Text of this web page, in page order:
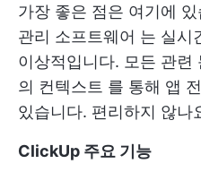
가장 좋은 점은 여기에
관리 소프트웨어 는 실시
이상적입니다. 모든 관련
의 컨텍스트 를 통해 앱
있습니다. 편리하지 않나
ClickUp 주요 기능